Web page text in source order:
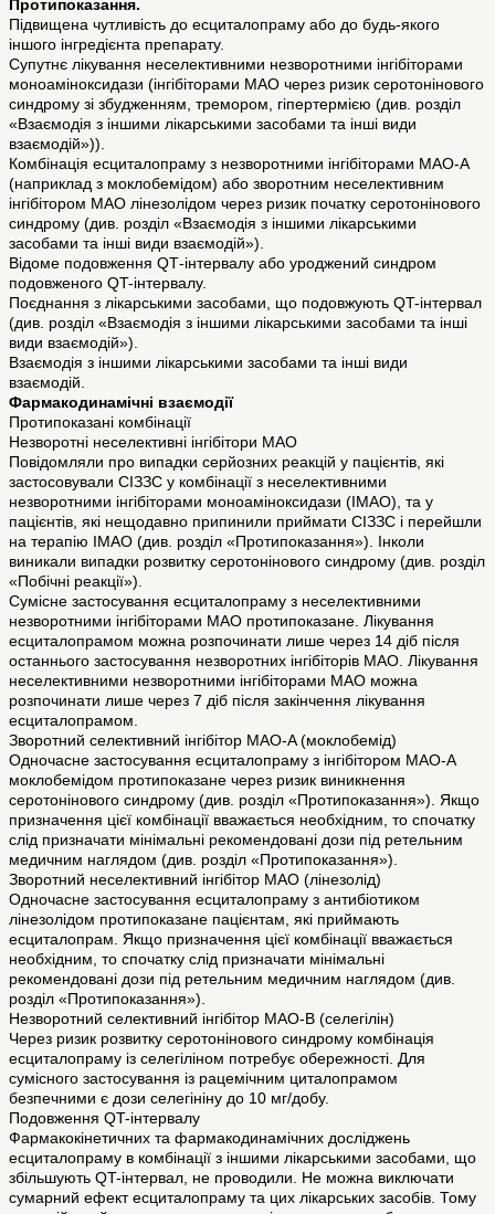
Протипоказання.
Підвищена чутливість до есциталопраму або до будь-якого
іншого інгредієнта препарату.
Супутнє лікування неселективними незворотними інгібіторами
моноаміноксидази (інгібіторами MAO через ризик серотонінового
синдрому зі збудженням, тремором, гіпертермією (див. розділ
«Взаємодія з іншими лікарськими засобами та інші види
взаємодій»)).
Комбінація есциталопраму з незворотними інгібіторами MAO-А
(наприклад з моклобемідом) або зворотним неселективним
інгібітором MAO лінезолідом через ризик початку серотонінового
синдрому (див. розділ «Взаємодія з іншими лікарськими
засобами та інші види взаємодій»).
Відоме подовження QТ-інтервалу або уроджений синдром
подовженого QT-інтервалу.
Поєднання з лікарськими засобами, що подовжують QT-інтервал
(див. розділ «Взаємодія з іншими лікарськими засобами та інші
види взаємодій»).
Взаємодія з іншими лікарськими засобами та інші види
взаємодій.
Фармакодинамічні взаємодії
Протипоказані комбінації
Незворотні неселективні інгібітори MAO
Повідомляли про випадки серйозних реакцій у пацієнтів, які
застосовували СІЗЗС у комбінації з неселективними
незворотними інгібіторами моноаміноксидази (ІMAO), та у
пацієнтів, які нещодавно припинили приймати СІЗЗС і перейшли
на терапію ІMAO (див. розділ «Протипоказання»). Інколи
виникали випадки розвитку серотонінового синдрому (див. розділ
«Побічні реакції»).
Сумісне застосування есциталопраму з неселективними
незворотними інгібіторами MAO протипоказане. Лікування
есциталопрамом можна розпочинати лише через 14 діб після
останнього застосування незворотних інгібіторів MAO. Лікування
неселективними незворотними інгібіторами МАО можна
розпочинати лише через 7 діб після закінчення лікування
есциталопрамом.
Зворотний селективний інгібітор MAO-A (моклобемід)
Одночасне застосування есциталопраму з інгібітором MAO-A
моклобемідом протипоказане через ризик виникнення
серотонінового синдрому (див. розділ «Протипоказання»). Якщо
призначення цієї комбінації вважається необхідним, то спочатку
слід призначати мінімальні рекомендовані дози під ретельним
медичним наглядом (див. розділ «Протипоказання»).
Зворотний неселективний інгібітор MAO (лінезолід)
Одночасне застосування есциталопраму з антибіотиком
лінезолідом протипоказане пацієнтам, які приймають
есциталопрам. Якщо призначення цієї комбінації вважається
необхідним, то спочатку слід призначати мінімальні
рекомендовані дози під ретельним медичним наглядом (див.
розділ «Протипоказання»).
Незворотний селективний інгібітор MAO-B (селегілін)
Через ризик розвитку серотонінового синдрому комбінація
есциталопраму із селегіліном потребує обережності. Для
сумісного застосування із рацемічним циталопрамом
безпечними є дози селегініну до 10 мг/добу.
Подовження QT-інтервалу
Фармакокінетичних та фармакодинамічних досліджень
есциталопраму в комбінації з іншими лікарськими засобами, що
збільшують QT-інтервал, не проводили. Не можна виключати
сумарний ефект есциталопраму та цих лікарських засобів. Тому